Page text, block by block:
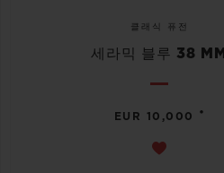
클래식 퓨전
세라믹 블루 38 MM
EUR 10,000 •